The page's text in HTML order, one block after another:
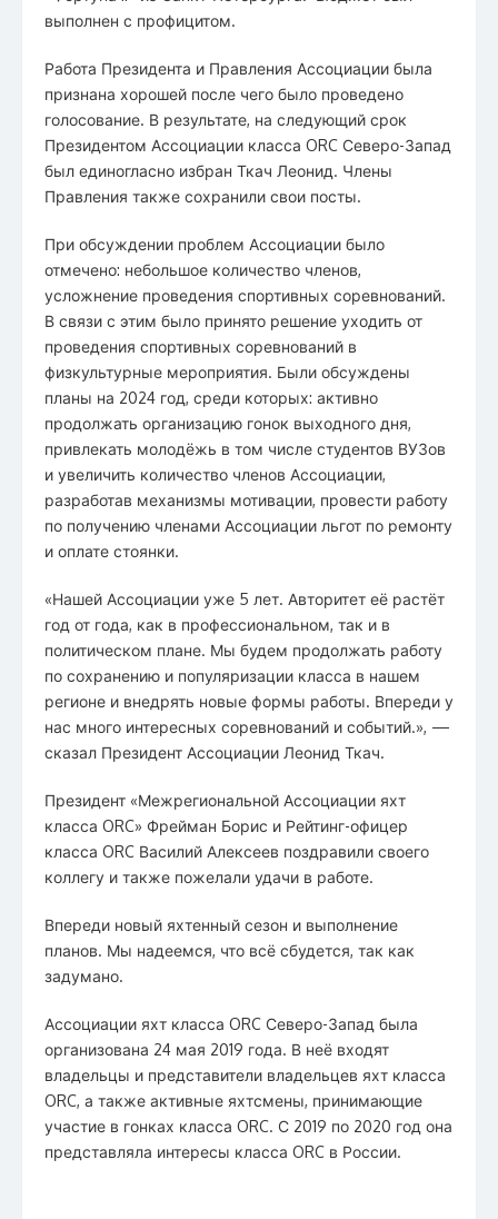
выполнен с профицитом.
Работа Президента и Правления Ассоциации была
признана хорошей после чего было проведено
голосование. В результате, на следующий срок
Президентом Ассоциации класса ORC Северо-Запад
был единогласно избран Ткач Леонид. Члены
Правления также сохранили свои посты.
При обсуждении проблем Ассоциации было
отмечено: небольшое количество членов,
усложнение проведения спортивных соревнований.
В связи с этим было принято решение уходить от
проведения спортивных соревнований в
физкультурные мероприятия. Были обсуждены
планы на 2024 год, среди которых: активно
продолжать организацию гонок выходного дня,
привлекать молодёжь в том числе студентов ВУЗов
и увеличить количество членов Ассоциации,
разработав механизмы мотивации, провести работу
по получению членами Ассоциации льгот по ремонту
и оплате стоянки.
«Нашей Ассоциации уже 5 лет. Авторитет её растёт
год от года, как в профессиональном, так и в
политическом плане. Мы будем продолжать работу
по сохранению и популяризации класса в нашем
регионе и внедрять новые формы работы. Впереди у
нас много интересных соревнований и событий.», —
сказал Президент Ассоциации Леонид Ткач.
Президент «Межрегиональной Ассоциации яхт
класса ORC» Фрейман Борис и Рейтинг-офицер
класса ORC Василий Алексеев поздравили своего
коллегу и также пожелали удачи в работе.
Впереди новый яхтенный сезон и выполнение
планов. Мы надеемся, что всё сбудется, так как
задумано.
Ассоциации яхт класса ORC Северо-Запад была
организована 24 мая 2019 года. В неё входят
владельцы и представители владельцев яхт класса
ORC, а также активные яхтсмены, принимающие
участие в гонках класса ORC. С 2019 по 2020 год она
представляла интересы класса ORC в России.